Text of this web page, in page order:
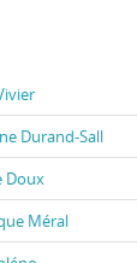
Durand-Sall
Doux
Méral